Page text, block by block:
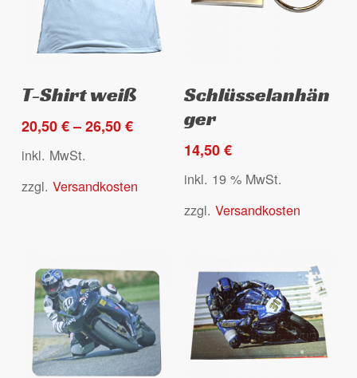
Es befinden sich keine Produkte
im Warenkorb.
Go to shop
Produktseite
gewählt
werden
Produkt
weist
Varianten
auf.
auf
der
Produktseite
gewählt
werden
T-Shirt weiß
20,50€–26,50€
inkl. MwSt.
zzgl. Versandkosten
Schlüsselanhän
ger
14,50€
inkl. 19 % MwSt.
zzgl.Versandkosten